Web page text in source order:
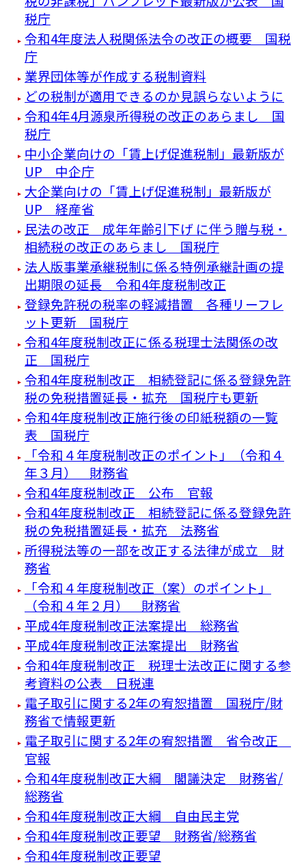
税庁
令和4年度法人税関係法令の改正の概要 国税
庁
業界団体等が作成する税制資料
どの税制が適用できるのか見誤らないように
令和4年4月源泉所得税の改正のあらまし 国
税庁
中小企業向けの「賃上げ促進税制」最新版が
UP 中企庁
大企業向けの「賃上げ促進税制」最新版が
UP 経産省
⺠法の改正 成年年齢引下げ に伴う贈与税・
相続税の改正のあらまし 国税庁
法人版事業承継税制に係る特例承継計画の提
出期限の延長 令和4年度税制改正
登録免許税の税率の軽減措置 各種リーフレ
ット更新 国税庁
令和4年度税制改正に係る税理士法関係の改
正 国税庁
令和4年度税制改正 相続登記に係る登録免許
税の免税措置延長・拡充 国税庁も更新
令和4年度税制改正施行後の印紙税額の一覧
表 国税庁
「令和４年度税制改正のポイント」（令和４
年３月） 財務省
令和4年度税制改正 公布 官報
令和4年度税制改正 相続登記に係る登録免許
税の免税措置延長・拡充 法務省
所得税法等の一部を改正する法律が成立 財
務省
「令和４年度税制改正（案）のポイント」
（令和４年２月） 財務省
平成4年度税制改正法案提出 総務省
平成4年度税制改正法案提出 財務省
令和4年度税制改正 税理士法改正に関する参
考資料の公表 日税連
電子取引に関する2年の宥恕措置 国税庁/財
務省で情報更新
電子取引に関する2年の宥恕措置 省令改正
官報
令和4年度税制改正大綱 閣議決定 財務省/
総務省
令和4年度税制改正大綱 自由民主党
令和4年度税制改正要望 財務省/総務省
令和4年度税制改正要望